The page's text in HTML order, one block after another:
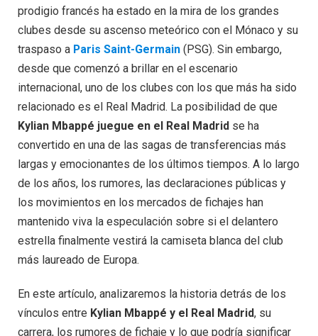
prodigio francés ha estado en la mira de los grandes
clubes desde su ascenso meteórico con el Mónaco y su
traspaso a Paris Saint-Germain (PSG). Sin embargo,
desde que comenzó a brillar en el escenario
internacional, uno de los clubes con los que más ha sido
relacionado es el Real Madrid. La posibilidad de que
Kylian Mbappé juegue en el Real Madrid se ha
convertido en una de las sagas de transferencias más
largas y emocionantes de los últimos tiempos. A lo largo
de los años, los rumores, las declaraciones públicas y
los movimientos en los mercados de fichajes han
mantenido viva la especulación sobre si el delantero
estrella finalmente vestirá la camiseta blanca del club
más laureado de Europa.
En este artículo, analizaremos la historia detrás de los
vínculos entre Kylian Mbappé y el Real Madrid, su
carrera, los rumores de fichaje y lo que podría significar